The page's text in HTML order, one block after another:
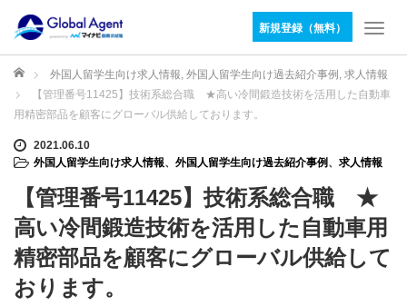
新規登録（無料）
T
g
g
a
i
g
a
t
ホーム 外国人留学生向け求人情報, 外国人留学生向け過去紹介事例 , 求人情報
【管理番号11425】技術系総合職 ★高い冷間鍛造技術を活用した自動車
用精密部品を顧客にグローバル供給しております。
2021.06.10
外国人留学生向け求人情報、 外国人留学生向け過去紹介事例 、 求人情報
【管理番号11425】技術系総合職 ★
高い冷間鍛造技術を活用した自動車用
精密部品を顧客にグローバル供給して
おります。